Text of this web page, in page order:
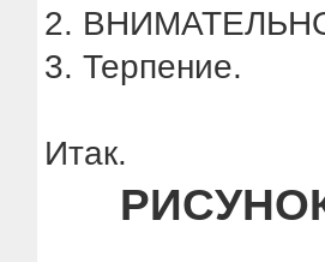
2.
3. Терпение.
Итак.